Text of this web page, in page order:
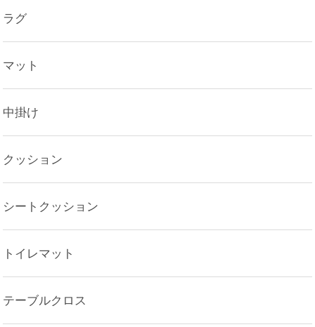
ラグ
マット
中掛け
クッション
シートクッション
トイレマット
テーブルクロス